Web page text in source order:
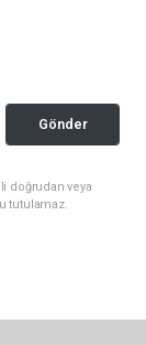
Gönder
doğrudan veya
tutulamaz.